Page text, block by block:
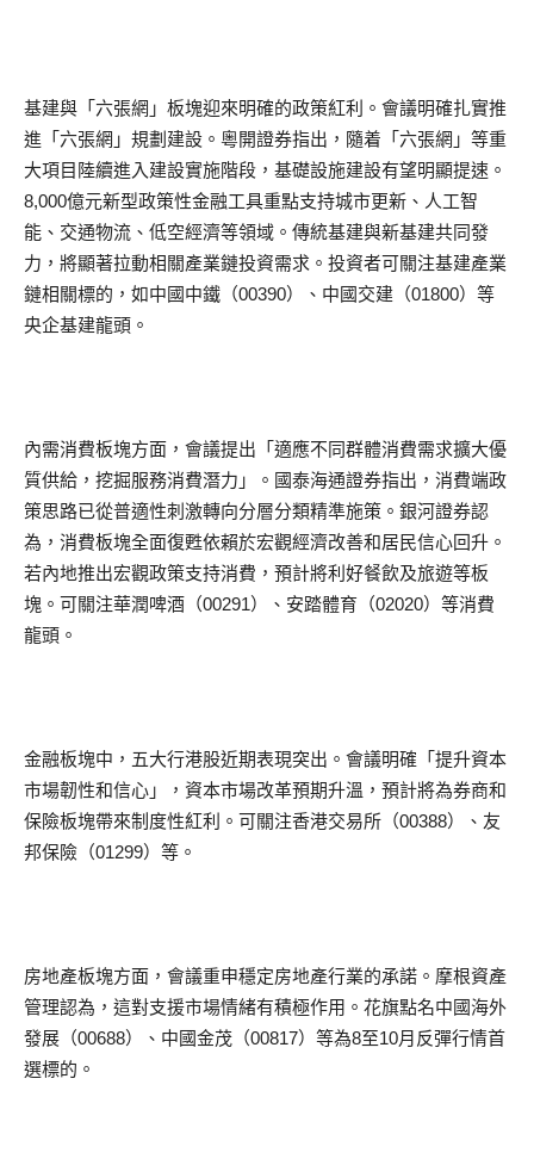
基建與「六張網」板塊迎來明確的政策紅利。會議明確扎實推
進「六張網」規劃建設。粵開證券指出，隨着「六張網」等重
大項目陸續進入建設實施階段，基礎設施建設有望明顯提速。
8,000億元新型政策性金融工具重點支持城市更新、人工智
能、交通物流、低空經濟等領域。傳統基建與新基建共同發
力，將顯著拉動相關產業鏈投資需求。投資者可關注基建產業
鏈相關標的，如中國中鐵（00390）、中國交建（01800）等
央企基建龍頭。
內需消費板塊方面，會議提出「適應不同群體消費需求擴大優
質供給，挖掘服務消費潛力」。國泰海通證券指出，消費端政
策思路已從普適性刺激轉向分層分類精準施策。銀河證券認
為，消費板塊全面復甦依賴於宏觀經濟改善和居民信心回升。
若內地推出宏觀政策支持消費，預計將利好餐飲及旅遊等板
塊。可關注華潤啤酒（00291）、安踏體育（02020）等消費
龍頭。
金融板塊中，五大行港股近期表現突出。會議明確「提升資本
市場韌性和信心」，資本市場改革預期升溫，預計將為券商和
保險板塊帶來制度性紅利。可關注香港交易所（00388）、友
邦保險（01299）等。
房地產板塊方面，會議重申穩定房地產行業的承諾。摩根資產
管理認為，這對支援市場情緒有積極作用。花旗點名中國海外
發展（00688）、中國金茂（00817）等為8至10月反彈行情首
選標的。